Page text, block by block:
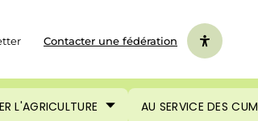
Contacter une fédération
L'AGRICULTURE AU SERVICE DES